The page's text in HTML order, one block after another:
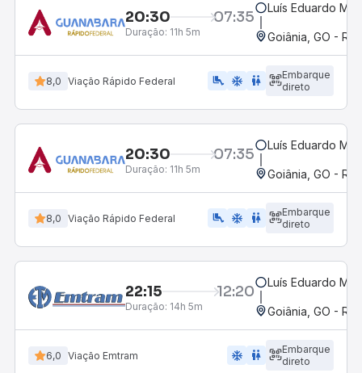
20:30 07:35
Duração: 11h 5m
Luís Eduardo
Goiânia, GO -
8,0 Viação Rápido Federal airline_seat_legroom_extra ac_unit wc
Embarque
direto
20:30 07:35
Duração: 11h 5m
Luís Eduardo
Goiânia, GO -
8,0 Viação Rápido Federal airline_seat_legroom_extra ac_unit wc
Embarque
direto
22:15 12:20
Duração: 14h 5m
Luís Eduardo
Goiânia, GO -
6,0 Viação Emtram ac_unit wc
Embarque
direto